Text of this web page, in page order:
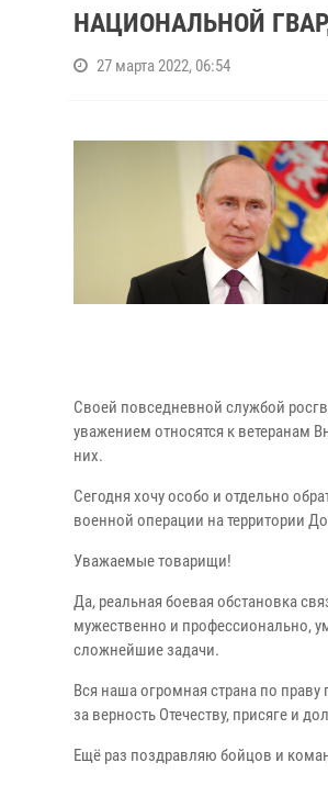
НАЦИОНАЛЬНОЙ
27 марта 2022, 06:54
Своей повседневной службой
уважением относятся к ветеранам
них.
Сегодня хочу особо и отдельно
военной операции на территории
Уважаемые товарищи!
Да, реальная боевая обстановка
мужественно и профессионально,
сложнейшие задачи.
Вся наша огромная страна по
за верность Отечеству, присяге и
Ещё раз поздравляю бойцов и